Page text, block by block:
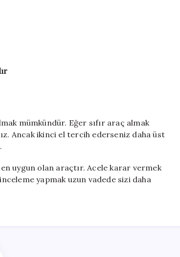
mümkündür. Eğer sıfır araç almak
Ancak ikinci el tercih ederseniz daha üst
en uygun olan araçtır. Acele karar vermek
yapmak uzun vadede sizi daha